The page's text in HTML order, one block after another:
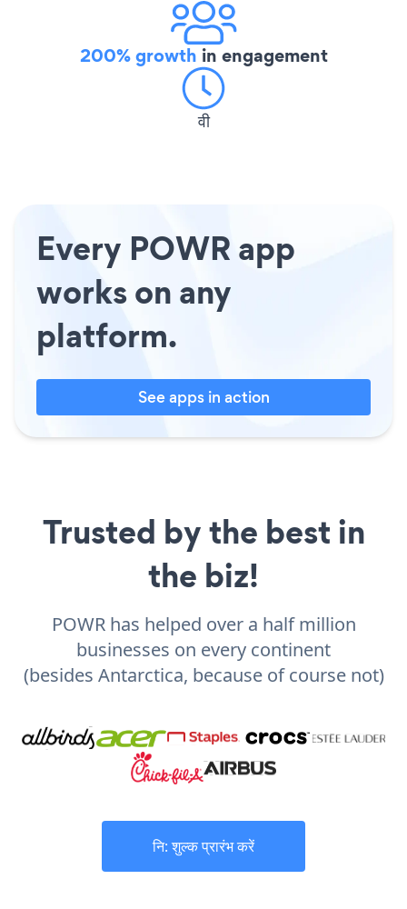
200% growth in engagement
वी
Every POWR app
works on any
platform.
See apps in action
Trusted by the best in
the biz!
POWR has helped over a half million
businesses on every continent
(besides Antarctica, because of course not)
नि: शुल्क प्रारंभ करें